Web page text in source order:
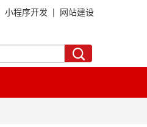
网站建设
小程序开发 |